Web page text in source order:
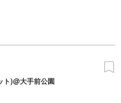
ト)@大手前公園